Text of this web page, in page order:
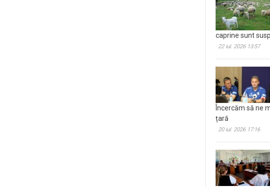
caprine sunt
22 iul. 2026 13:57
Încercăm să ne
țară
20 iul. 2026 17:16